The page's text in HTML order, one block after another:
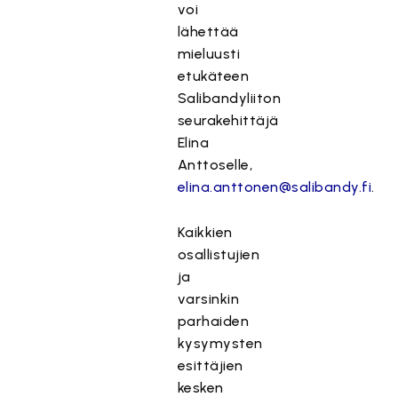
voi
lähettää
mieluusti
etukäteen
Salibandyliiton
seurakehittäjä
Elina
Anttoselle,
elina.anttonen@salibandy.fi.
Kaikkien
osallistujien
ja
varsinkin
parhaiden
kysymysten
esittäjien
kesken